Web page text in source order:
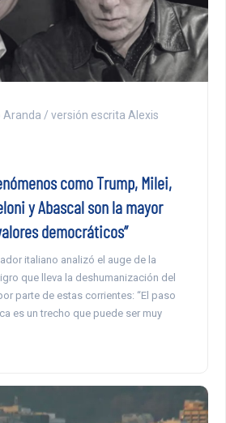
Aranda / versión escrita Alexis
como Trump, Milei,
y Abascal son la mayor
democráticos”
italiano analizó el auge de la
que lleva la deshumanización del
parte de estas corrientes: “El paso
es un trecho que puede ser muy